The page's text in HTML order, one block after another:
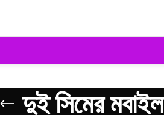
দুই সিমের মবাইল